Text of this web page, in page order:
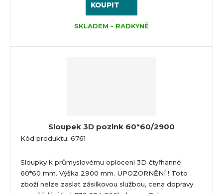
KOUPIT
SKLADEM - RADKYNĚ
Sloupek 3D pozink 60*60/2900
Kód produktu: 6761
Sloupky k průmyslovému oplocení 3D čtyřhanné
60*60 mm. Výška 2900 mm. UPOZORNĚNÍ ! Toto
zboží nelze zaslat zásilkovou službou, cena dopravy